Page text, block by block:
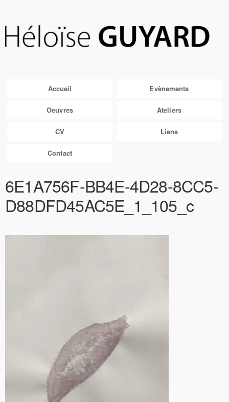
Accueil Evènements
Oeuvres Ateliers
CV Liens
Contact
6E1A756F-BB4E-4D28-8CC5-
D88DFD45AC5E_1_105_c